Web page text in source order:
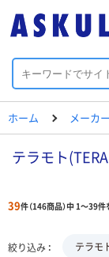
ホーム メーカ
テラモト
39件（146商品）中 1～39
絞り込み テラモ